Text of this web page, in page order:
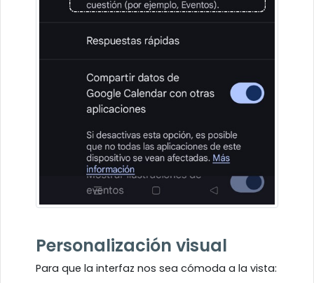
Personalización visual
Para que la interfaz nos sea cómoda a la vista: